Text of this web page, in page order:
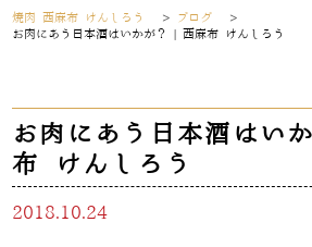
焼肉 西麻布 けんしろう > ブログ
>
お肉にあう日本酒はいかが？ | 西麻布 けんしろう
お肉にあう日本酒はい
布 けんしろう
2018.10.24